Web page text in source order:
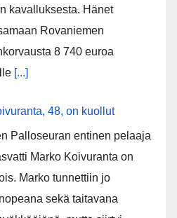
kavalluksesta. Hänet
Rovaniemen
8 740 euroa
[...]
48, on kuollut
Palloseuran entinen pelaaja
Marko Koivuranta on
Marko tunnettiin jo
sekä taitavana